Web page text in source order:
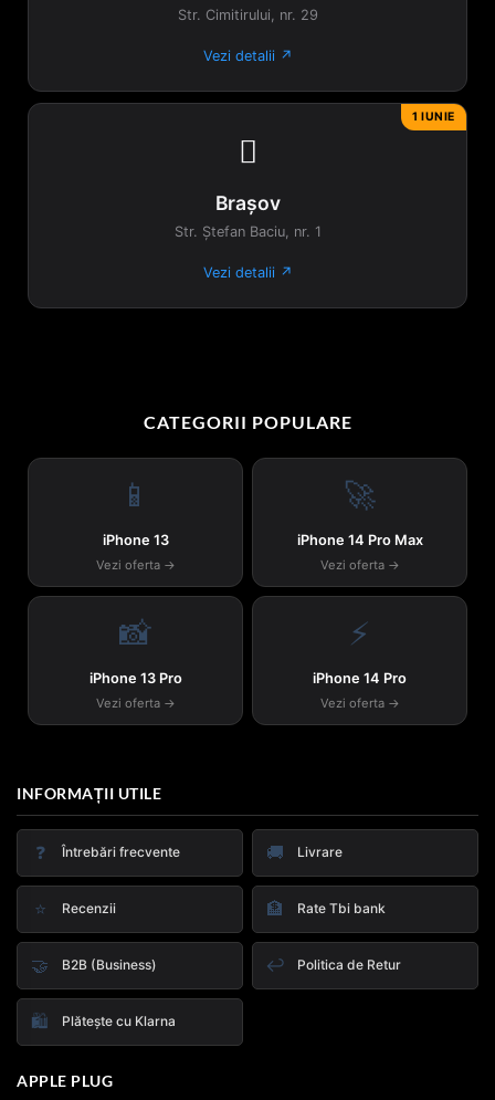
Str. Cimitirului, nr. 29
Vezi detalii ↗
1 IUNIE

Brașov
Str. Ștefan Baciu, nr. 1
Vezi detalii ↗
CATEGORII POPULARE
📱
iPhone 13
Vezi oferta →
🚀
iPhone 14 Pro Max
Vezi oferta →
📸
iPhone 13 Pro
Vezi oferta →
⚡
iPhone 14 Pro
Vezi oferta →
INFORMAȚII UTILE
❓ Întrebări frecvente 🚚 Livrare
⭐ Recenzii 🏦 Rate Tbi bank
🤝 B2B (Business) ↩️ Politica de Retur
🛍️ Plătește cu Klarna
APPLE PLUG